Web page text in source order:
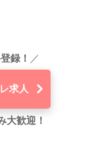
録！ ／
求人
大歓迎！